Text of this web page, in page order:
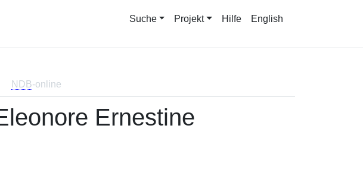
Suche Projekt Hilfe English
NDB-online
Ernestine